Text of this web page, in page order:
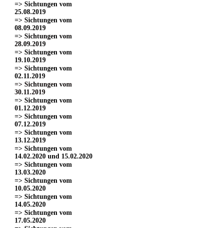
=> Sichtungen vom
25.08.2019
=> Sichtungen vom
08.09.2019
=> Sichtungen vom
28.09.2019
=> Sichtungen vom
19.10.2019
=> Sichtungen vom
02.11.2019
=> Sichtungen vom
30.11.2019
=> Sichtungen vom
01.12.2019
=> Sichtungen vom
07.12.2019
=> Sichtungen vom
13.12.2019
=> Sichtungen vom
14.02.2020 und 15.02.2020
=> Sichtungen vom
13.03.2020
=> Sichtungen vom
10.05.2020
=> Sichtungen vom
14.05.2020
=> Sichtungen vom
17.05.2020